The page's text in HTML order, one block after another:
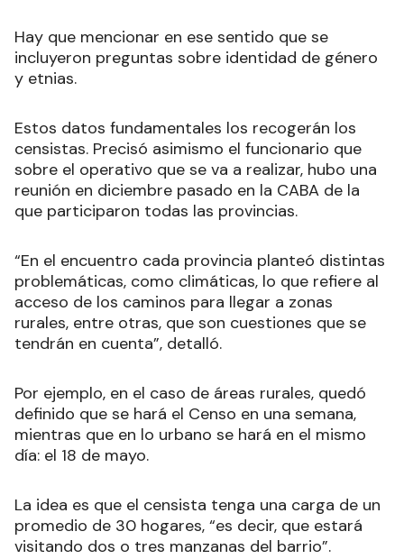
Hay que mencionar en ese sentido que se
incluyeron preguntas sobre identidad de género
y etnias.
Estos datos fundamentales los recogerán los
censistas. Precisó asimismo el funcionario que
sobre el operativo que se va a realizar, hubo una
reunión en diciembre pasado en la CABA de la
que participaron todas las provincias.
“En el encuentro cada provincia planteó distintas
problemáticas, como climáticas, lo que refiere al
acceso de los caminos para llegar a zonas
rurales, entre otras, que son cuestiones que se
tendrán en cuenta”, detalló.
Por ejemplo, en el caso de áreas rurales, quedó
definido que se hará el Censo en una semana,
mientras que en lo urbano se hará en el mismo
día: el 18 de mayo.
La idea es que el censista tenga una carga de un
promedio de 30 hogares, “es decir, que estará
visitando dos o tres manzanas del barrio”.